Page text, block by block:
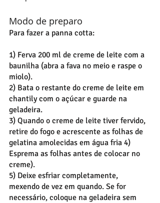
Modo de preparo
Para fazer a panna cotta:
1) Ferva 200 ml de creme de leite com a
baunilha (abra a fava no meio e raspe o
miolo).
2) Bata o restante do creme de leite em
chantily com o açúcar e guarde na
geladeira.
​3) Quando o creme de leite tiver fervido,
retire do fogo e acrescente as folhas de
gelatina amolecidas em água fria 4)
Esprema as folhas antes de colocar no
creme).
5) Deixe esfriar completamente,
mexendo de vez em quando. Se for
necessário, coloque na geladeira sem